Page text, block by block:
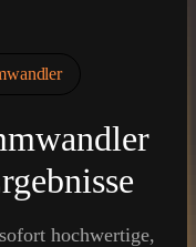
hochwertige,